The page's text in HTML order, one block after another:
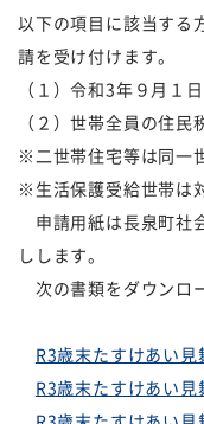
免責事項
以下の項目に該当する
請を受け付けます。
（１）令和3年９月１
（２）世帯全員の住民
※二世帯住宅等は同一
※生活保護受給世帯は
申請用紙は長泉町社
しします。
次の書類をダウンロ
R3歳末たすけあい見
R3歳末たすけあい見